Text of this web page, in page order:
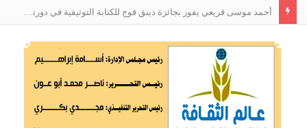
أحمد موسى قريعي يفوز بجائزة دينق قوج للكتابة التوثيقية في دورتها الأولى